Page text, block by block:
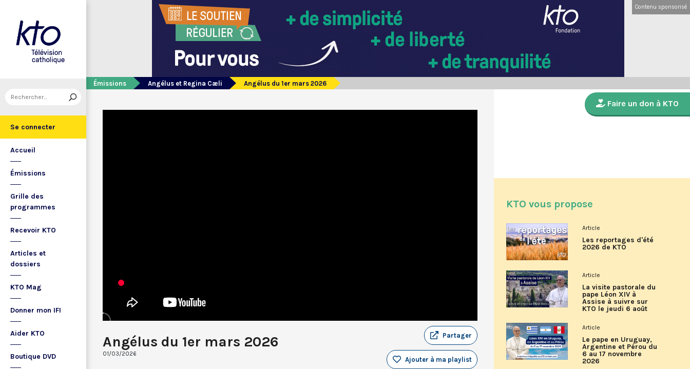
Se connecter
Accueil
Émissions
Grille des
programmes
Recevoir KTO
Articles et
dossiers
KTO Mag
Donner mon IFI
Aider KTO
Boutique DVD
Contenu sponsorisé
Émissions Angélus et Regina Cæli Angélus du 1er mars 2026
Angélus du 1er mars 2026
01/03/2026
Partager
Ajouter à ma playlist
Faire un don à KTO
KTO vous propose
Article
Les reportages d'été
2026 de KTO
Article
La visite pastorale du
pape Léon XIV à
Assise à suivre sur
KTO le jeudi 6 août
Article
Le pape en Uruguay,
Argentine et Pérou du
6 au 17 novembre
2026